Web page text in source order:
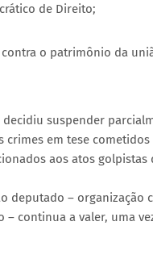
de Direito;
o patrimônio da
suspender
em tese
aos atos golpistas
deputado – organização
continua a valer, uma